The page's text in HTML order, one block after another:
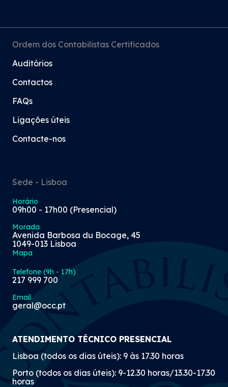
Ordem dos Contabilistas Certificados
Auditórios
Contactos
FAQs
Ligações úteis
Contacte-nos
Sede - Lisboa
Horário
09h00 - 17h00 (Presencial)
Morada
Avenida Barbosa du Bocage, 45
1049-013 Lisboa
Mapa
Telefone (9h - 17h)
217 999 700
Email
geral@occ.pt
ATENDIMENTO TÉCNICO PRESENCIAL
Lisboa (todos os dias úteis): 9 às 17.30 horas
Porto (todos os dias úteis): 9-12.30 horas/13.30-17.30
horas